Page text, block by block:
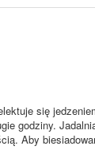
się
godziny.
Aby